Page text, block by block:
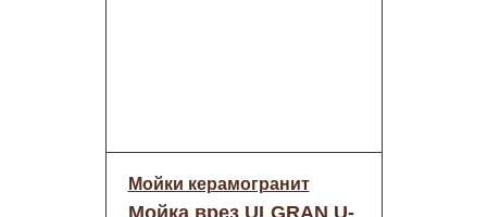
Мойки керамогранит
Мойка врез ULGRAN U-